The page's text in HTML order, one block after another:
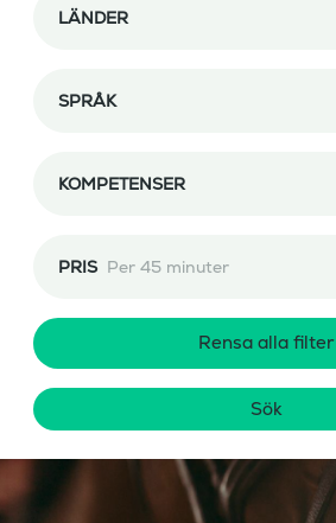
LÄNDER
SPRÅK
KOMPETENSER
PRIS Per 45 minuter
Rensa alla filter
Sök